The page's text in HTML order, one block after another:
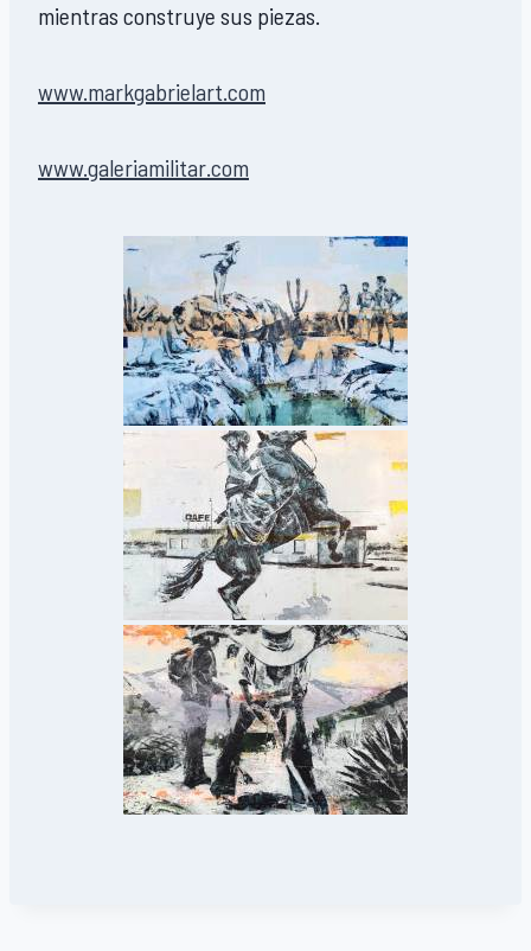
mientras construye sus piezas.
www.markgabrielart.com
www.galeriamilitar.com